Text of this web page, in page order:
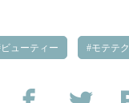
ューティー モテテク